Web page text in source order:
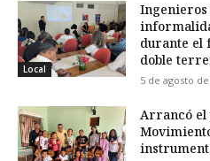
Local
durante el
doble
5 de agosto
Arrancó el